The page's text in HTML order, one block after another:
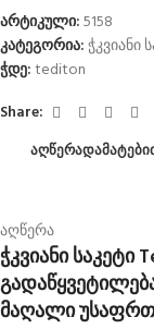
არტიკული:5158
კატეგორია:ჭკვიანი
ჭდე:tediton
Share:
ᲐᲦᲬᲔᲠᲐ
აღწერა
ჭკვიანი საკეტი
მაღალი